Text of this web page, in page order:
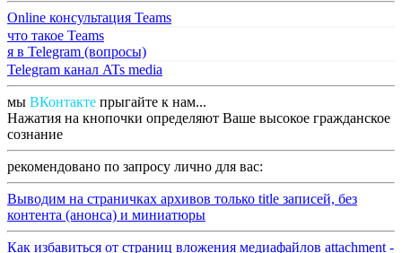
Online консультация Teams
что такое Teams
я в Telegram (вопросы)
Telegram канал ATs media
мы ВКонтакте прыгайте к нам...
Нажатия на кнопочки определяют Ваше высокое гражданское
сознание
рекомендовано по запросу лично для вас:
Выводим на страничках архивов только title записей, без
контента (анонса) и миниатюры
Как избавиться от страниц вложения медиафайлов attachment -